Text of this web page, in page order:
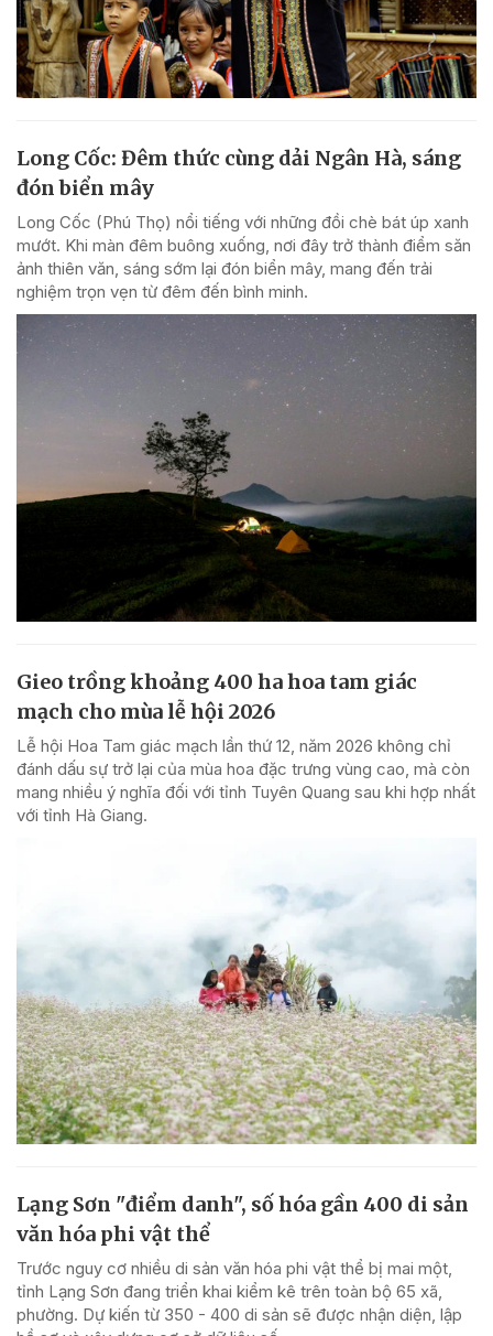
Long Cốc: Đêm thức cùng dải Ngân Hà, sáng
đón biển mây
Long Cốc (Phú Thọ) nổi tiếng với những đồi chè bát úp xanh
mướt. Khi màn đêm buông xuống, nơi đây trở thành điểm săn
ảnh thiên văn, sáng sớm lại đón biển mây, mang đến trải
nghiệm trọn vẹn từ đêm đến bình minh.
Gieo trồng khoảng 400 ha hoa tam giác
mạch cho mùa lễ hội 2026
Lễ hội Hoa Tam giác mạch lần thứ 12, năm 2026 không chỉ
đánh dấu sự trở lại của mùa hoa đặc trưng vùng cao, mà còn
mang nhiều ý nghĩa đối với tỉnh Tuyên Quang sau khi hợp nhất
với tỉnh Hà Giang.
Lạng Sơn "điểm danh", số hóa gần 400 di sản
văn hóa phi vật thể
Trước nguy cơ nhiều di sản văn hóa phi vật thể bị mai một,
tỉnh Lạng Sơn đang triển khai kiểm kê trên toàn bộ 65 xã,
phường. Dự kiến từ 350 - 400 di sản sẽ được nhận diện, lập